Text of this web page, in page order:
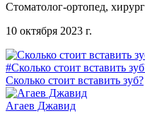
Стоматолог-ортопед, хирург
10 октября 2023 г.
#Сколько стоит вставить
Сколько стоит вставить зуб?
Агаев Джавид